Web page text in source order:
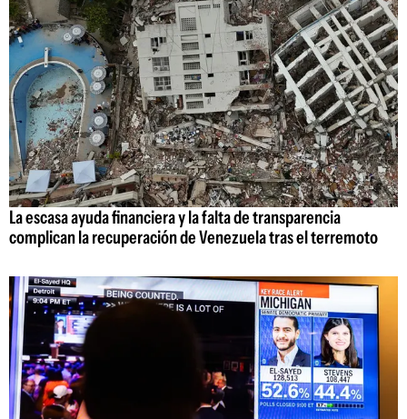
La escasa ayuda financiera y la falta de transparencia
complican la recuperación de Venezuela tras el terremoto